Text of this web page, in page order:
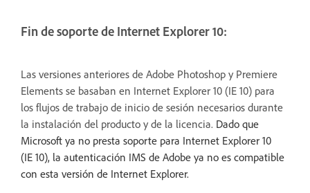
Fin de soporte de Internet Explorer 10:
Las versiones anteriores de Adobe Photoshop y Premiere
Elements se basaban en Internet Explorer 10 (IE 10) para
los flujos de trabajo de inicio de sesión necesarios durante
la instalación del producto y de la licencia. Dado que
Microsoft ya no presta soporte para Internet Explorer 10
(IE 10), la autenticación IMS de Adobe ya no es compatible
con esta versión de Internet Explorer.